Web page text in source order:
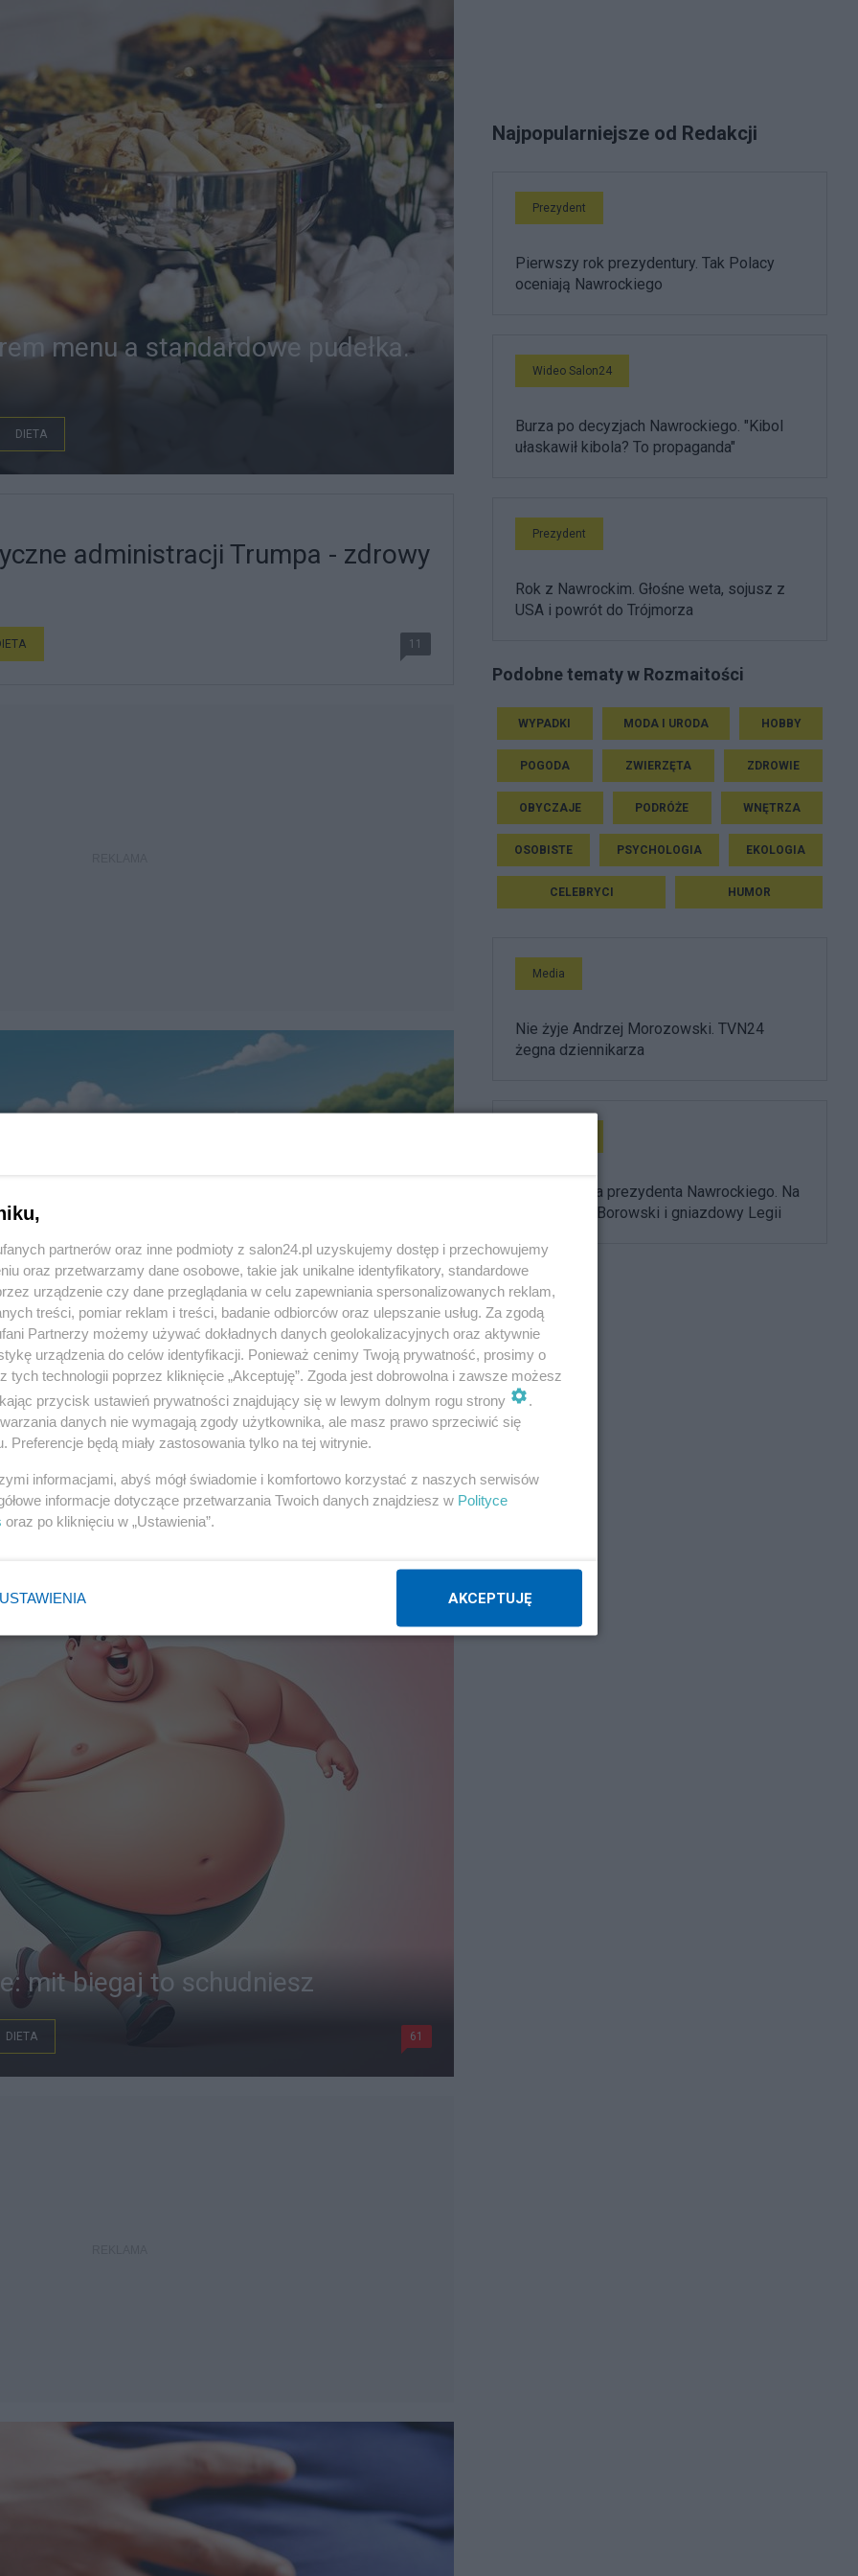
menu a standardowe pudełka.
DIETA
administracji Trumpa - zdrowy
11
postem Dąbrowskiej
DIETA 8
mit biegaj to schudniesz
DIETA 61
Najpopularniejsze od Redakcji
Prezydent
Pierwszy rok prezydentury. Tak Polacy
oceniają Nawrockiego
Wideo Salon24
Burza po decyzjach Nawrockiego. "Kibol
ułaskawił kibola? To propaganda"
Prezydent
Rok z Nawrockim. Głośne weta, sojusz z
USA i powrót do Trójmorza
Podobne tematy w Rozmaitości
WYPADKI MODA I URODA HOBBY
POGODA ZWIERZĘTA ZDROWIE
OBYCZAJE PODRÓŻE WNĘTRZA
OSOBISTE PSYCHOLOGIA EKOLOGIA
CELEBRYCI HUMOR
Media
Nie żyje Andrzej Morozowski. TVN24
żegna dziennikarza
Ułaskawienia prezydenta Nawrockiego. Na
liście Adam Borowski i gniazdowy Legii
partnerów oraz inne podmioty z salon24.pl uzyskujemy dostęp i przechowujemy
oraz przetwarzamy dane osobowe, takie jak unikalne identyfikatory, standardowe
urządzenie czy dane przeglądania w celu zapewniania spersonalizowanych reklam,
treści, pomiar reklam i treści, badanie odbiorców oraz ulepszanie usług. Za zgodą
Partnerzy możemy używać dokładnych danych geolokalizacyjnych oraz aktywnie
urządzenia do celów identyfikacji. Ponieważ cenimy Twoją prywatność, prosimy o
tych technologii poprzez kliknięcie „Akceptuję”. Zgoda jest dobrowolna i zawsze możesz
przycisk ustawień prywatności znajdujący się w lewym dolnym rogu strony
.
danych nie wymagają zgody użytkownika, ale masz prawo sprzeciwić się
Preferencje będą miały zastosowania tylko na tej witrynie.
informacjami, abyś mógł świadomie i komfortowo korzystać z naszych serwisów
informacje dotyczące przetwarzania Twoich danych znajdziesz w Polityce
oraz po kliknięciu w „Ustawienia”.
USTAWIENIA AKCEPTUJĘ